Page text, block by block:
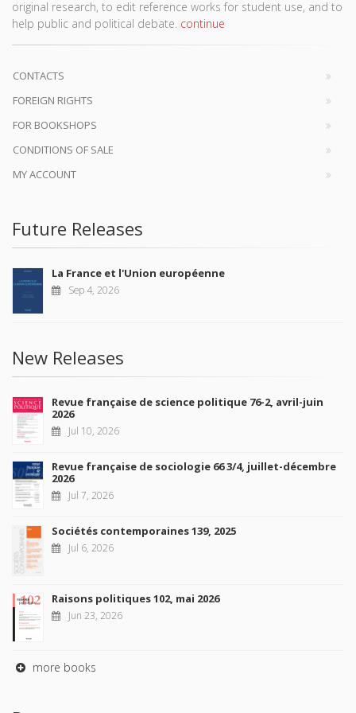
original research, to edit reference works for student use, and to
help public and political debate. continue
CONTACTS
FOREIGN RIGHTS
FOR BOOKSHOPS
CONDITIONS OF SALE
MY ACCOUNT
Future Releases
La France et l'Union européenne
Sep 4, 2026
New Releases
Revue française de science politique 76-2, avril-juin
2026
Jul 10, 2026
Revue française de sociologie 66 3/4, juillet-décembre
2026
Jul 7, 2026
Sociétés contemporaines 139, 2025
Jul 6, 2026
Raisons politiques 102, mai 2026
Jun 23, 2026
more books